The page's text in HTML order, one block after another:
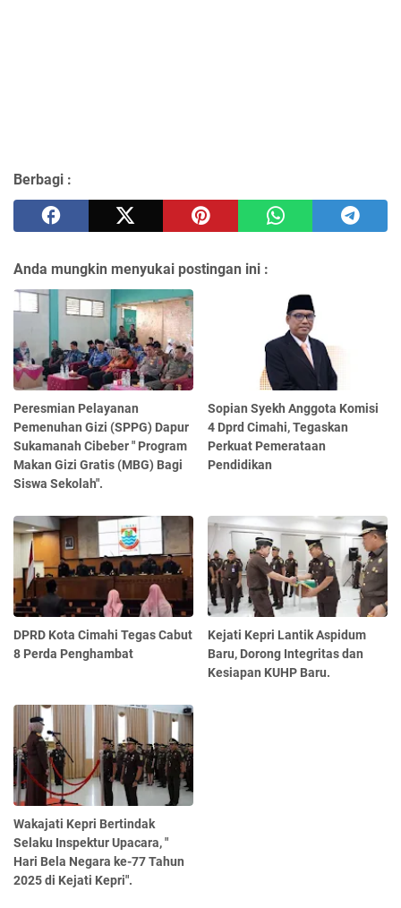
Berbagi :
Anda mungkin menyukai postingan ini :
Peresmian Pelayanan
Pemenuhan Gizi (SPPG) Dapur
Sukamanah Cibeber " Program
Makan Gizi Gratis (MBG) Bagi
Siswa Sekolah".
Sopian Syekh Anggota Komisi
4 Dprd Cimahi, Tegaskan
Perkuat Pemerataan
Pendidikan
DPRD Kota Cimahi Tegas Cabut
8 Perda Penghambat
Kejati Kepri Lantik Aspidum
Baru, Dorong Integritas dan
Kesiapan KUHP Baru.
Wakajati Kepri Bertindak
Selaku Inspektur Upacara, "
Hari Bela Negara ke-77 Tahun
2025 di Kejati Kepri".